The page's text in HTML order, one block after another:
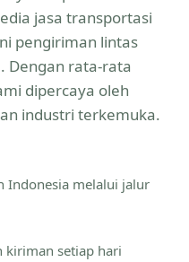
jasa transportasi
pengiriman lintas
Dengan rata-rata
dipercaya oleh
industri terkemuka.
Indonesia melalui jalur
kiriman setiap hari